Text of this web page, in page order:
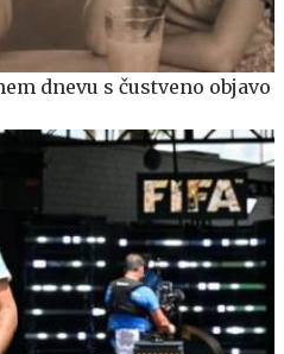
dnevu s čustveno objavo